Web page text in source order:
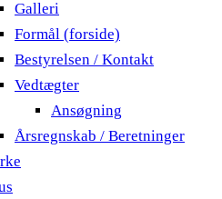
Galleri
Formål (forside)
Bestyrelsen / Kontakt
Vedtægter
Ansøgning
Årsregnskab / Beretninger